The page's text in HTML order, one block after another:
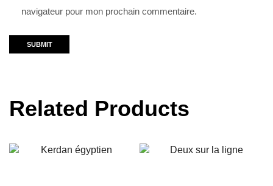
navigateur pour mon prochain commentaire.
Related Products